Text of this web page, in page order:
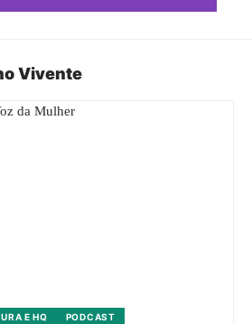
Vivente
E HQ PODCAST